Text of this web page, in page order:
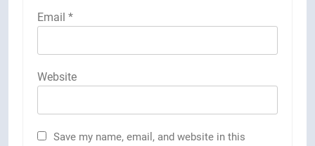
Email *
Website
Save my name, email, and website in this